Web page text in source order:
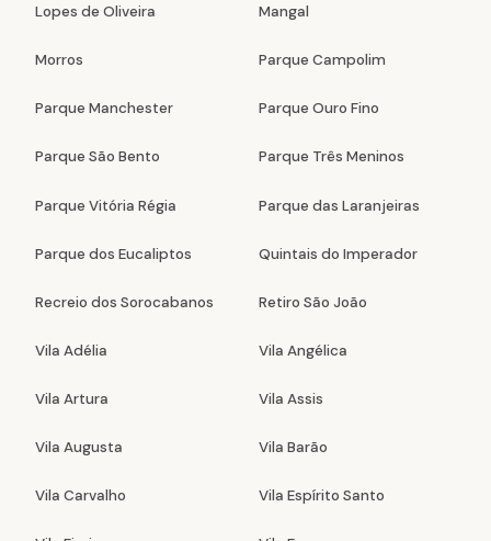
Lopes de Oliveira Mangal
Morros Parque Campolim
Parque Manchester Parque Ouro Fino
Parque São Bento Parque Três Meninos
Parque Vitória Régia Parque das Laranjeiras
Parque dos Eucaliptos Quintais do Imperador
Recreio dos Sorocabanos Retiro São João
Vila Adélia Vila Angélica
Vila Artura Vila Assis
Vila Augusta Vila Barão
Vila Carvalho Vila Espírito Santo